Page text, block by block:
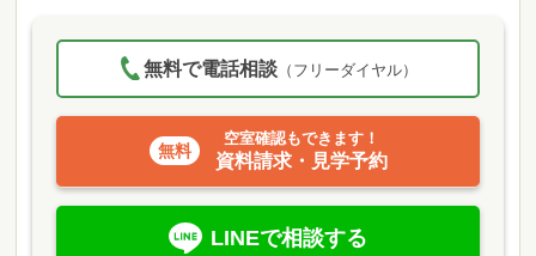
無料で電話相談（フリーダイヤル）
空室確認もできます！
資料請求・見学予約
LINEで相談する